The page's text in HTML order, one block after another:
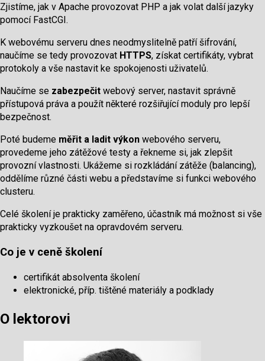
Zjistíme, jak v Apache provozovat PHP a jak volat další jazyky
pomocí FastCGI.
K webovému serveru dnes neodmyslitelně patří šifrování,
naučíme se tedy provozovat HTTPS, získat certifikáty, vybrat
protokoly a vše nastavit ke spokojenosti uživatelů.
Naučíme se zabezpečit webový server, nastavit správně
přístupová práva a použít některé rozšiřující moduly pro lepší
bezpečnost.
Poté budeme měřit a ladit výkon webového serveru,
provedeme jeho zátěžové testy a řekneme si, jak zlepšit
provozní vlastnosti. Ukážeme si rozkládání zátěže (balancing),
oddělíme různé části webu a představíme si funkci webového
clusteru.
Celé školení je prakticky zaměřeno, účastník má možnost si vše
prakticky vyzkoušet na opravdovém serveru.
Co je v ceně školení
certifikát absolventa školení
elektronické, příp. tištěné materiály a podklady
O lektorovi